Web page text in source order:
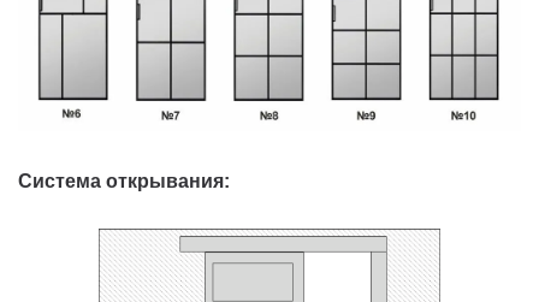
Система открывания: